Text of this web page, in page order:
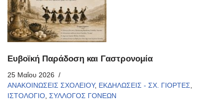
Ευβοϊκή Παράδοση και Γαστρονομία
25 Μαΐου 2026
ΑΝΑΚΟΙΝΩΣΕΙΣ ΣΧΟΛΕΙΟΥ, ΕΚΔΗΛΩΣΕΙΣ - ΣΧ. ΓΙΟΡΤΕΣ,
ΙΣΤΟΛΟΓΙΟ, ΣΥΛΛΟΓΟΣ ΓΟΝΕΩΝ